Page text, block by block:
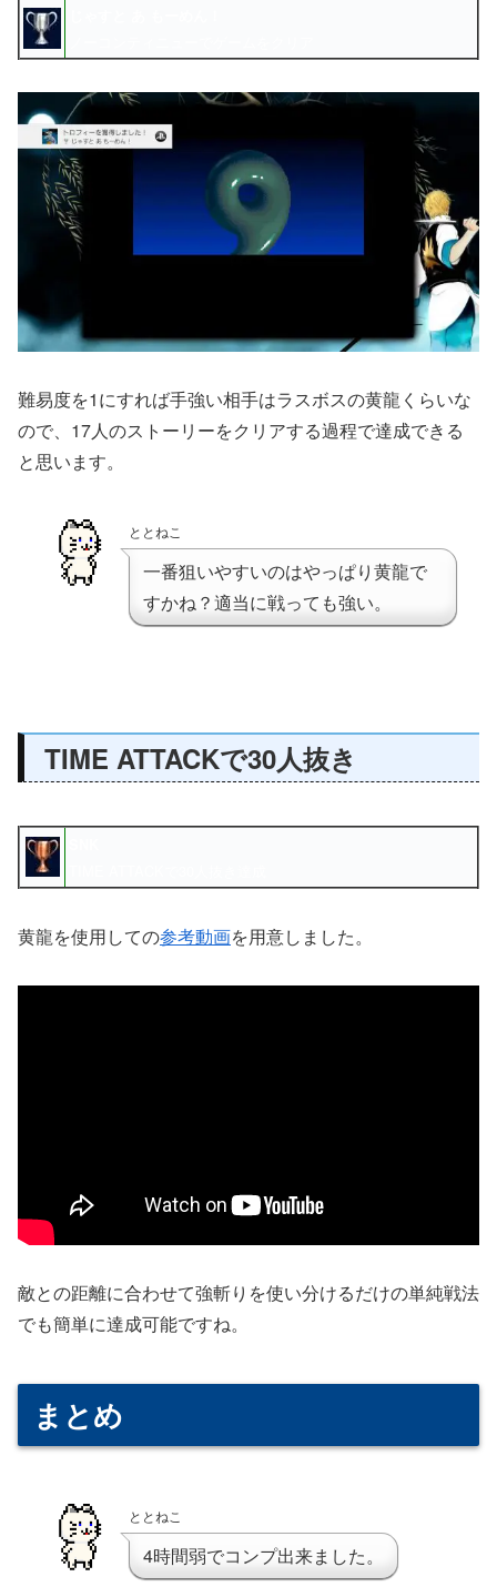
難易度を1にすれば手強い相手はラスボスの黄龍くらいな
ので、17人のストーリーをクリアする過程で達成できる
と思います。
ととねこ
一番狙いやすいのはやっぱり黄龍で
すかね？適当に戦っても強い。
TIME ATTACKで30人抜き
黄龍を使用しての参考動画を用意しました。
敵との距離に合わせて強斬りを使い分けるだけの単純戦法
でも簡単に達成可能ですね。
まとめ
ととねこ
4時間弱でコンプ出来ました。